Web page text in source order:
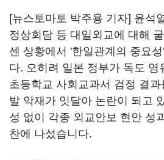
[뉴스토마토 박주용 기자] 윤석
정상회담 등 대일외교에 대해
센 상황에서 '한일관계의 중요
다. 오히려 일본 정부가 독도 영
초등학교 사회교과서 검정 결
발 악재가 잇달아 논란이 되고
성 없이 각종 외교안보 현안 성
찬에 나섰습니다.